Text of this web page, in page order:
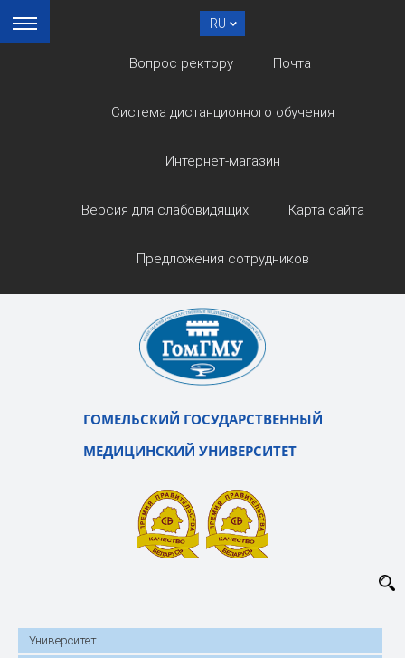
RU
Вопрос ректору Почта
Система дистанционного обучения
Интернет-магазин
Версия для слабовидящих Карта сайта
Предложения сотрудников
ГОМЕЛЬСКИЙ ГОСУДАРСТВЕННЫЙ
МЕДИЦИНСКИЙ УНИВЕРСИТЕТ
Университет